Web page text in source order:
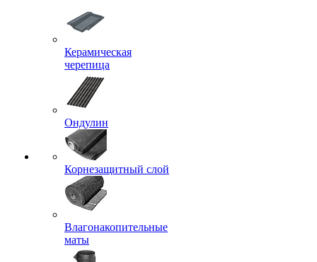
Керамическая
черепица
Ондулин
Корнезащитный слой
Влагонакопительные
маты